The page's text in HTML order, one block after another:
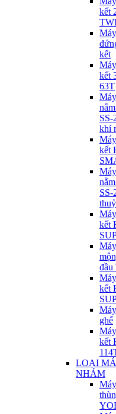
kết
kết
kết
63T
SS-
khí
kết
SS-
kết
đầu
kết
ghế
kết
LOẠI
NHÁM